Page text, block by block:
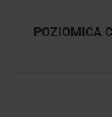
POZIOMICA